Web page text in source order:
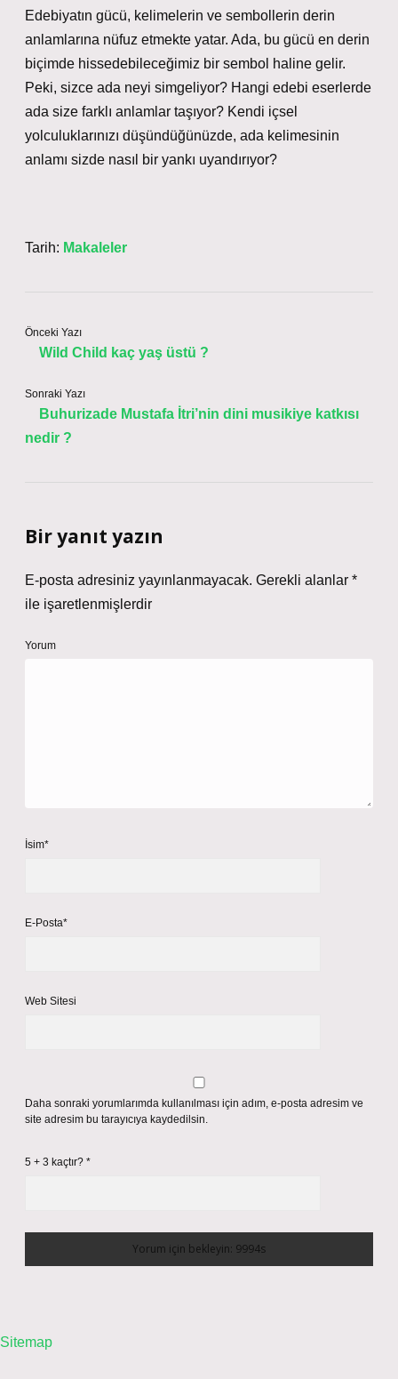
Edebiyatın gücü, kelimelerin ve sembollerin derin
anlamlarına nüfuz etmekte yatar. Ada, bu gücü en derin
biçimde hissedebileceğimiz bir sembol haline gelir.
Peki, sizce ada neyi simgeliyor? Hangi edebi eserlerde
ada size farklı anlamlar taşıyor? Kendi içsel
yolculuklarınızı düşündüğünüzde, ada kelimesinin
anlamı sizde nasıl bir yankı uyandırıyor?
Tarih: Makaleler
Önceki Yazı
Wild Child kaç yaş üstü ?
Sonraki Yazı
Buhurizade Mustafa İtri’nin dini musikiye katkısı
nedir ?
Bir yanıt yazın
E-posta adresiniz yayınlanmayacak. Gerekli alanlar *
ile işaretlenmişlerdir
Yorum
İsim*
E-Posta*
Web Sitesi
Daha sonraki yorumlarımda kullanılması için adım, e-posta adresim ve
site adresim bu tarayıcıya kaydedilsin.
5 + 3 kaçtır? *
Sitemap